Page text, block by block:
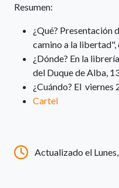
Resumen:
¿Qué? Presentación
camino a la
¿Dónde? En la
del Duque de Alba,
¿Cuándo? El viernes
Cartel
Actualizado el